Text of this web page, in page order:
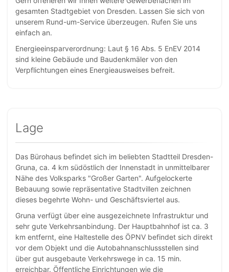
gesamten Stadtgebiet von Dresden. Lassen Sie sich von
unserem Rund-um-Service überzeugen. Rufen Sie uns
einfach an.
Energieeinsparverordnung: Laut § 16 Abs. 5 EnEV 2014
sind kleine Gebäude und Baudenkmäler von den
Verpflichtungen eines Energieausweises befreit.
Lage
Das Bürohaus befindet sich im beliebten Stadtteil Dresden-
Gruna, ca. 4 km südöstlich der Innenstadt in unmittelbarer
Nähe des Volksparks "Großer Garten". Aufgelockerte
Bebauung sowie repräsentative Stadtvillen zeichnen
dieses begehrte Wohn- und Geschäftsviertel aus.
Gruna verfügt über eine ausgezeichnete Infrastruktur und
sehr gute Verkehrsanbindung. Der Hauptbahnhof ist ca. 3
km entfernt, eine Haltestelle des ÖPNV befindet sich direkt
vor dem Objekt und die Autobahnanschlussstellen sind
über gut ausgebaute Verkehrswege in ca. 15 min.
erreichbar. Öffentliche Einrichtungen wie die